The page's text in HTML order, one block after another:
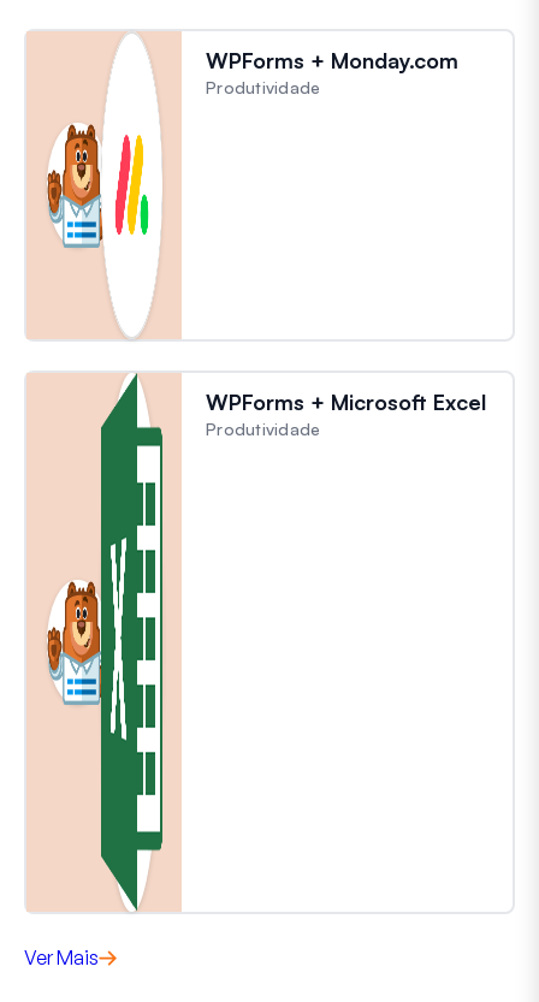
WPForms + Monday.com
Produtividade
WPForms + Microsoft Excel
Produtividade
Ver Mais